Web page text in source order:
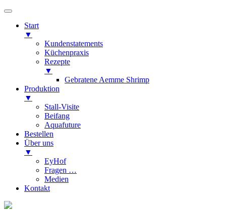
Start
▼
Kundenstatements
Küchenpraxis
Rezepte
▼
Gebratene Aemme Shrimp
Produktion
▼
Stall-Visite
Beifang
Aquafuture
Bestellen
Über uns
▼
EyHof
Fragen …
Medien
Kontakt